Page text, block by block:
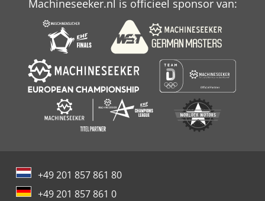
Machineseeker.nl is officieel sponsor van:
+49 201 857 861 80
+49 201 857 861 0